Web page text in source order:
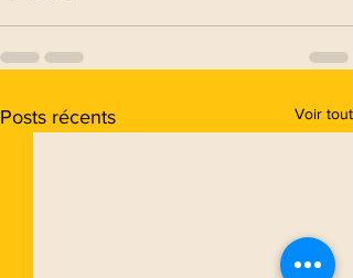
Posts récents Voir tout